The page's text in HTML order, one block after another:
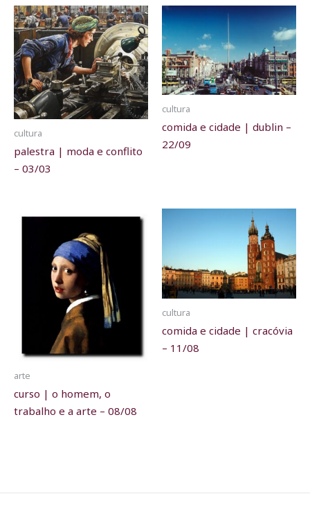
cultura
palestra | moda e conflito
– 03/03
cultura
comida e cidade | dublin –
22/09
arte
curso | o homem, o
trabalho e a arte – 08/08
cultura
comida e cidade | cracóvia
– 11/08